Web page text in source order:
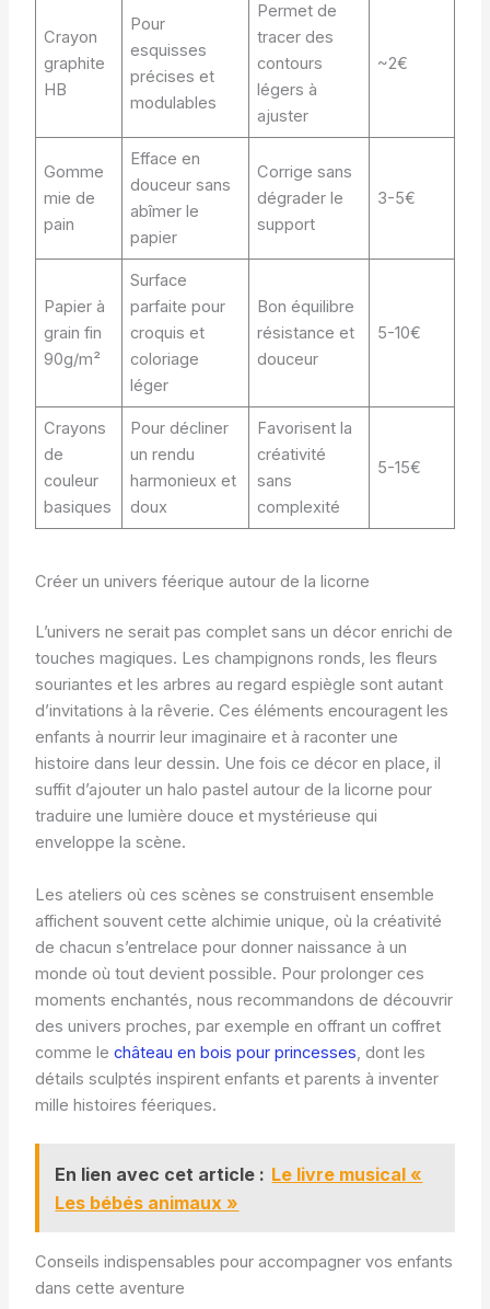
Crayon
graphite
HB
Pour
esquisses
précises et
modulables
Permet de
tracer des
contours
légers à
ajuster
~2€
Gomme
mie de
pain
Efface en
douceur sans
abîmer le
papier
Corrige sans
dégrader le
support
3-5€
Papier à
grain fin
90g/m²
Surface
parfaite pour
croquis et
coloriage
léger
Bon équilibre
résistance et
douceur
5-10€
Crayons
de
couleur
basiques
Pour décliner
un rendu
harmonieux et
doux
Favorisent la
créativité
sans
complexité
5-15€
Créer un univers féerique autour de la licorne
L’univers ne serait pas complet sans un décor enrichi de
touches magiques. Les champignons ronds, les fleurs
souriantes et les arbres au regard espiègle sont autant
d’invitations à la rêverie. Ces éléments encouragent les
enfants à nourrir leur imaginaire et à raconter une
histoire dans leur dessin. Une fois ce décor en place, il
suffit d’ajouter un halo pastel autour de la licorne pour
traduire une lumière douce et mystérieuse qui
enveloppe la scène.
Les ateliers où ces scènes se construisent ensemble
affichent souvent cette alchimie unique, où la créativité
de chacun s’entrelace pour donner naissance à un
monde où tout devient possible. Pour prolonger ces
moments enchantés, nous recommandons de découvrir
des univers proches, par exemple en offrant un coffret
comme le château en bois pour princesses, dont les
détails sculptés inspirent enfants et parents à inventer
mille histoires féeriques.
En lien avec cet article : Le livre musical «
Les bébés animaux »
Conseils indispensables pour accompagner vos enfants
dans cette aventure